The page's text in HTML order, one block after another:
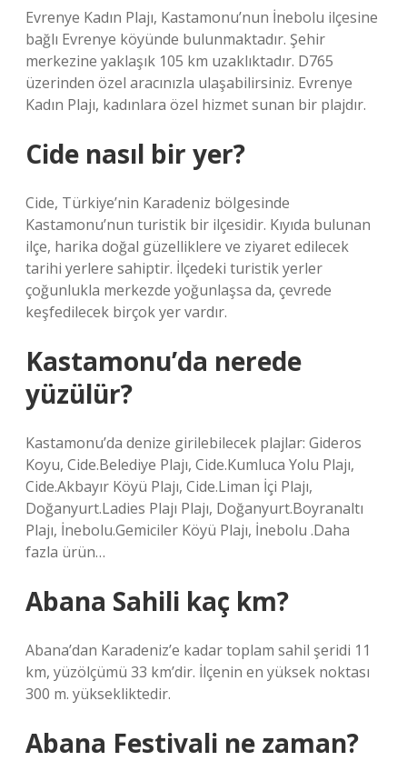
Evrenye Kadın Plajı, Kastamonu’nun İnebolu ilçesine
bağlı Evrenye köyünde bulunmaktadır. Şehir
merkezine yaklaşık 105 km uzaklıktadır. D765
üzerinden özel aracınızla ulaşabilirsiniz. Evrenye
Kadın Plajı, kadınlara özel hizmet sunan bir plajdır.
Cide nasıl bir yer?
Cide, Türkiye’nin Karadeniz bölgesinde
Kastamonu’nun turistik bir ilçesidir. Kıyıda bulunan
ilçe, harika doğal güzelliklere ve ziyaret edilecek
tarihi yerlere sahiptir. İlçedeki turistik yerler
çoğunlukla merkezde yoğunlaşsa da, çevrede
keşfedilecek birçok yer vardır.
Kastamonu’da nerede
yüzülür?
Kastamonu’da denize girilebilecek plajlar: Gideros
Koyu, Cide.Belediye Plajı, Cide.Kumluca Yolu Plajı,
Cide.Akbayır Köyü Plajı, Cide.Liman İçi Plajı,
Doğanyurt.Ladies Plajı Plajı, Doğanyurt.Boyranaltı
Plajı, İnebolu.Gemiciler Köyü Plajı, İnebolu .Daha
fazla ürün…
Abana Sahili kaç km?
Abana’dan Karadeniz’e kadar toplam sahil şeridi 11
km, yüzölçümü 33 km’dir. İlçenin en yüksek noktası
300 m. yüksekliktedir.
Abana Festivali ne zaman?